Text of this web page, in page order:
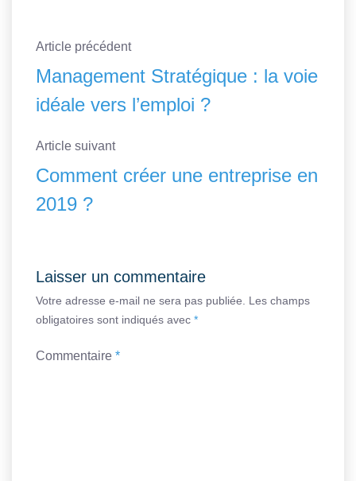
Article précédent
Management Stratégique : la voie
idéale vers l’emploi ?
Article suivant
Comment créer une entreprise en
2019 ?
Laisser un commentaire
Votre adresse e-mail ne sera pas publiée. Les champs
obligatoires sont indiqués avec *
Commentaire *